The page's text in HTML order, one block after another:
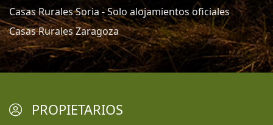
Casas Rurales Soria - Solo alojamientos oficiales
Casas Rurales Zaragoza
PROPIETARIOS